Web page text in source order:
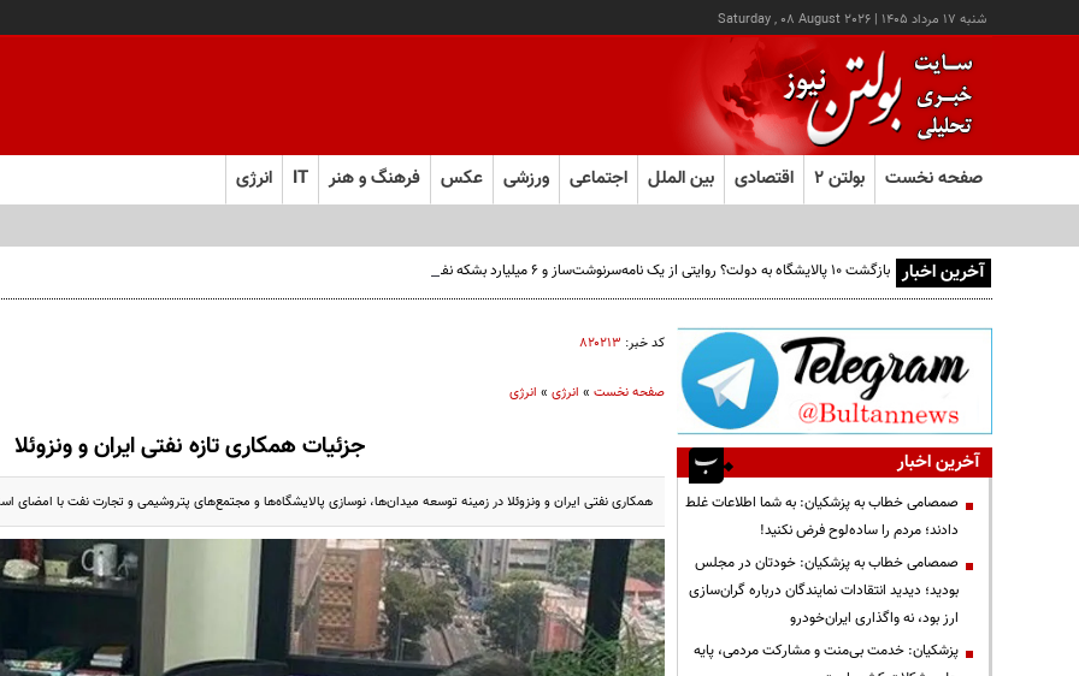
شنبه ۱۷ مرداد ۱۴۰۵ |
Saturday , 08 August 2026
صفحه نخست بولتن ۲ اقتصادی بین الملل اجتماعی ورزشی عکس فرهنگ و هنر IT انرژی
آخرین اخبار بازگشت ۱۰ پالایشگاه به دولت؟ روایتی از یک نامه‌سرنوشت‌ساز و ۶ میلیارد بشکه نفتِ بدون‌حساب
کد خبر: ۸۲۰۲۱۳
صفحه نخست» انرژی» انرژی
جزئیات همکاری تازه نفتی ایران و ونزوئلا
همکاری نفتی ایران و ونزوئلا در زمینه توسعه میدان‌ها، نوسازی پالایشگاه‌ها و مجتمع‌های پتروشیمی و تجارت نفت با امضای
آخرین اخبار
صمصامی خطاب به پزشکیان: به شما اطلاعات غلط
دادند؛ مردم را ساده‌لوح فرض نکنید!
صمصامی خطاب به پزشکیان: خودتان در مجلس
بودید؛ دیدید انتقادات نمایندگان درباره گران‌سازی
ارز بود، نه واگذاری ایران‌خودرو
پزشکیان: خدمت بی‌منت و مشارکت مردمی، پایه